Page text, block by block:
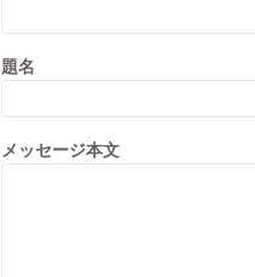
題名
メッセージ本文